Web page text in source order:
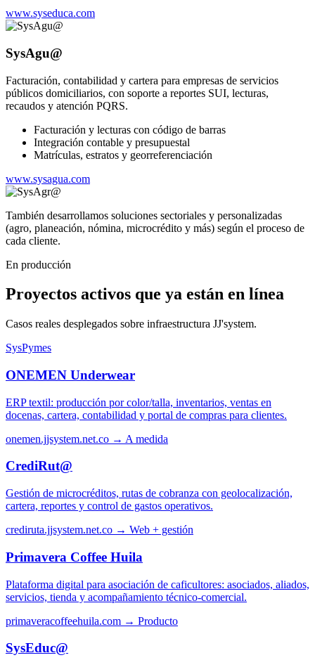
www.syseduca.com
SysAgu@
Facturación, contabilidad y cartera para empresas de servicios
públicos domiciliarios, con soporte a reportes SUI, lecturas,
recaudos y atención PQRS.
Facturación y lecturas con código de barras
Integración contable y presupuestal
Matrículas, estratos y georreferenciación
www.sysagua.com
También desarrollamos soluciones sectoriales y personalizadas
(agro, planeación, nómina, microcrédito y más) según el proceso de
cada cliente.
En producción
Proyectos activos que ya están en línea
Casos reales desplegados sobre infraestructura JJ'system.
SysPymes
ONEMEN Underwear
ERP textil: producción por color/talla, inventarios, ventas en
docenas, cartera, contabilidad y portal de compras para clientes.
onemen.jjsystem.net.co → A medida
CrediRut@
Gestión de microcréditos, rutas de cobranza con geolocalización,
cartera, reportes y control de gastos operativos.
crediruta.jjsystem.net.co → Web + gestión
Primavera Coffee Huila
Plataforma digital para asociación de caficultores: asociados, aliados,
servicios, tienda y acompañamiento técnico-comercial.
primaveracoffeehuila.com → Producto
SysEduc@